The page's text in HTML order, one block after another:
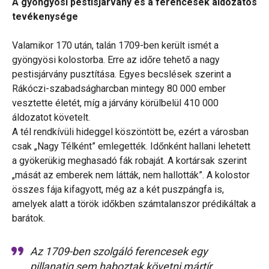
A gyöngyösi pestisjárvány és a ferencesek áldozatos
tevékenysége
Valamikor 170 után, talán 1709-ben került ismét a
gyöngyösi kolostorba. Erre az időre tehető a nagy
pestisjárvány pusztítása. Egyes becslések szerint a
Rákóczi-szabadságharcban mintegy 80 000 ember
vesztette életét, míg a járvány körülbelül 410 000
áldozatot követelt.
A tél rendkívüli hideggel köszöntött be, ezért a városban
csak „Nagy Télként” emlegették. Időnként hallani lehetett
a gyökerükig meghasadó fák robaját. A kortársak szerint
„mását az emberek nem látták, nem hallották”. A kolostor
összes fája kifagyott, még az a két puszpángfa is,
amelyek alatt a török időkben számtalanszor prédikáltak a
barátok.
Az 1709-ben szolgáló ferencesek egy